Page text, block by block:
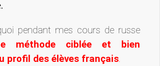
pendant mes cours de russe
méthode ciblée et bien
profil des élèves français.